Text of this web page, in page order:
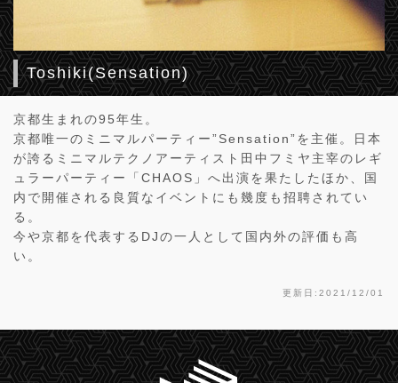
Toshiki(Sensation)
京都生まれの95年生。
京都唯一のミニマルパーティー”Sensation”を主催。日本
が誇るミニマルテクノアーティスト田中フミヤ主宰のレギ
ュラーパーティー「CHAOS」へ出演を果たしたほか、国
内で開催される良質なイベントにも幾度も招聘されてい
る。
今や京都を代表するDJの一人として国内外の評価も高
い。
更新日:2021/12/01